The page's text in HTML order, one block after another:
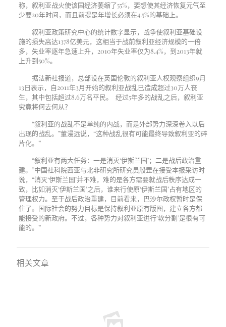
称，叙利亚战火使该国经济萎缩了55%，要想使其经济恢复元气至
少要20年时间，而且前提是年增长必须在4.5%的基础上。
叙利亚政策研究中心的统计数字显示，战争使叙利亚基础设
施的损失高达1378亿美元，这相当于战前叙利亚经济规模的一倍
多，失业率逐年急速上升， 2010年失业率仅为8.4%，到2013年就
上升到50%。
据法新社报道，总部设在英国伦敦的叙利亚人权观察组织9月
13日表示，自2011年3月开始的叙利亚战乱已造成超过30万人丧
生，其中包括超过8.6万名平民。 经过5年多的战乱之后，叙利亚
究竟将何去何从？
“叙利亚的战乱不是单纯的内战，而是外部势力深深卷入以后
出现的战乱。”董漫远说，“这种战乱很有可能最终导致叙利亚的碎
片化。”
“叙利亚有两大任务：一是消灭‘伊斯兰国’；二是战后政治重
建。”中国社科院西亚与北非研究所研究员殷罡在接受本报采访时
说，“消灭‘伊斯兰国’并不难，难的是各方需要就战后秩序达成一
致，比如消灭‘伊斯兰国’之后，谁来行使原‘伊斯兰国’占有地区的
管理权力。至于战后政治重建，目前看来，巴沙尔政权暂时是保
住了。国际社会的努力目标是保持叙利亚原有版图，建立各方都
能接受的新政府。不过，各种势力对叙利亚进行‘软分割’是很有可
能的。”
相关文章